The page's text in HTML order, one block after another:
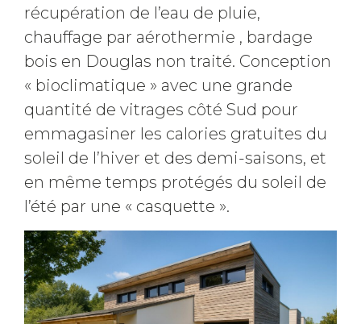
récupération de l’eau de pluie,
chauffage par aérothermie , bardage
bois en Douglas non traité. Conception
« bioclimatique » avec une grande
quantité de vitrages côté Sud pour
emmagasiner les calories gratuites du
soleil de l’hiver et des demi-saisons, et
en même temps protégés du soleil de
l’été par une « casquette ».